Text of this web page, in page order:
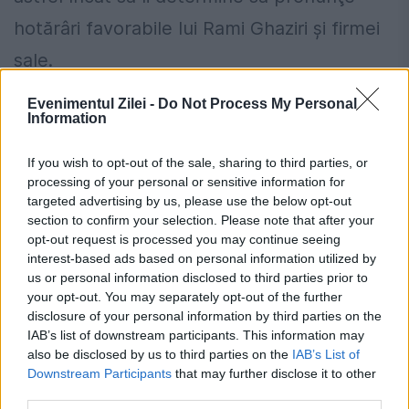
Evenimentul Zilei - Do Not Process My Personal
Information
If you wish to opt-out of the sale, sharing to third parties, or
processing of your personal or sensitive information for
targeted advertising by us, please use the below opt-out
section to confirm your selection. Please note that after your
opt-out request is processed you may continue seeing
interest-based ads based on personal information utilized by
us or personal information disclosed to third parties prior to
your opt-out. You may separately opt-out of the further
disclosure of your personal information by third parties on the
IAB’s list of downstream participants. This information may
also be disclosed by us to third parties on the IAB’s List of
Downstream Participants that may further disclose it to other
hotărâri favorabile lui Rami Ghaziri şi firmei
sale.
Pilonul 2 trece în premieră de 100 de
miliarde de lei câștig net. Câți bani au
acumulat românii în fondurile de pensii